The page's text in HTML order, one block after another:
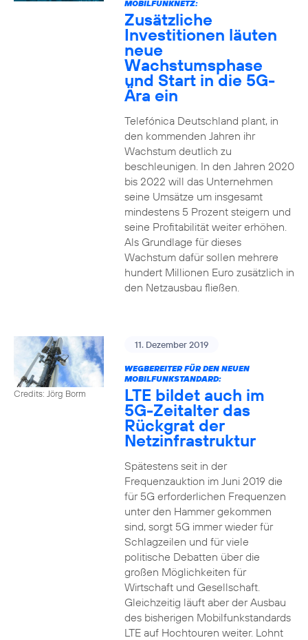
MOBILFUNKNETZ:
Zusätzliche
Investitionen läuten
neue
Wachstumsphase
und Start in die 5G-
Ära ein
Telefónica Deutschland plant, in
den kommenden Jahren ihr
Wachstum deutlich zu
beschleunigen. In den Jahren 2020
bis 2022 will das Unternehmen
seine Umsätze um insgesamt
mindestens 5 Prozent steigern und
seine Profitabilität weiter erhöhen.
Als Grundlage für dieses
Wachstum dafür sollen mehrere
hundert Millionen Euro zusätzlich in
den Netzausbau fließen.
Credits: Jörg Borm
11. Dezember 2019
WEGBEREITER FÜR DEN NEUEN
MOBILFUNKSTANDARD:
LTE bildet auch im
5G-Zeitalter das
Rückgrat der
Netzinfrastruktur
Spätestens seit in der
Frequenzauktion im Juni 2019 die
für 5G erforderlichen Frequenzen
unter den Hammer gekommen
sind, sorgt 5G immer wieder für
Schlagzeilen und für viele
politische Debatten über die
großen Möglichkeiten für
Wirtschaft und Gesellschaft.
Gleichzeitig läuft aber der Ausbau
des bisherigen Mobilfunkstandards
LTE auf Hochtouren weiter. Lohnt